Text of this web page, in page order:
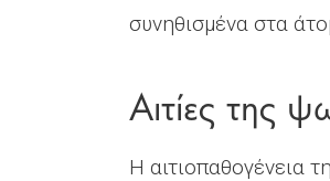
συνηθισμένα στα
Αιτίες της
Η αιτιοπαθογένεια